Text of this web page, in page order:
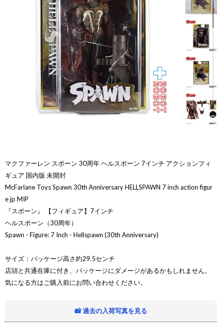
マクファーレン スポーン 30周年 ヘルスポーン 7インチ アクションフィ
ギュア 国内版 未開封
McFarlane Toys Spawn 30th Anniversary HELLSPAWN 7 inch action figur
e jp MIP
『スポーン』 【フィギュア】7インチ
ヘルスポーン（30周年）
Spawn - Figure: 7 Inch - Hellspawn (30th Anniversary)
サイズ：パッケージ高さ約29.5センチ
店頭と共通在庫に付き、パッケージにダメージがあるかもしれません。
気になる方はご購入前にお問い合わせください。
📸 過去の入荷写真を見る